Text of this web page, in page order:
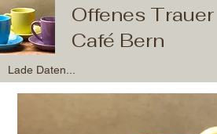
Lade Daten...
Offenes Trauer
Café Bern